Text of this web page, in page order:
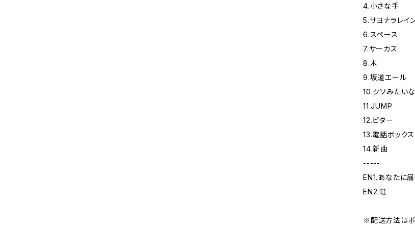
4.小さな手
5.サヨナラレイ
6.スペース
7.サーカス
8.木
9.坂道エール
10.クソみたい
11.JUMP
12.ビター
13.電話ボックス
14.新曲
-----
EN1.あなたに
EN2.虹
※配送方法はポ